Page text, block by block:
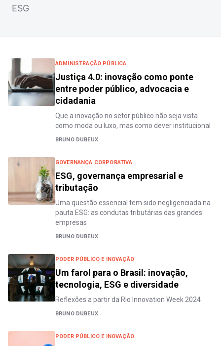
ESG
ADMINISTRAÇÃO PÚBLICA
Justiça 4.0: inovação como ponte
entre poder público, advocacia e
cidadania
Que a inovação no setor público não seja vista
como moda ou luxo, mas como dever institucional
BRUNO DUBEUX
GOVERNANÇA CORPORATIVA
ESG, governança empresarial e
tributação
Uma questão essencial tem sido negligenciada na
pauta ESG: as condutas tributárias das grandes
empresas
BRUNO DUBEUX
PODER PÚBLICO E INOVAÇÃO
Um farol para o Brasil: inovação,
tecnologia, ESG e diversidade
Reflexões a partir da Rio Innovation Week 2024
BRUNO DUBEUX
PODER PÚBLICO E INOVAÇÃO